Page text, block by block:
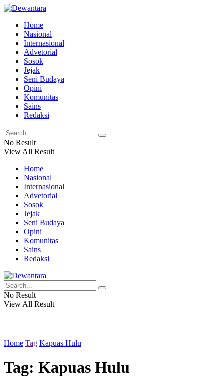
Home
Nasional
Internasional
Advetorial
Sosok
Jejak
Seni Budaya
Opini
Komunitas
Sains
Redaksi
No Result
View All Result
Home
Nasional
Internasional
Advetorial
Sosok
Jejak
Seni Budaya
Opini
Komunitas
Sains
Redaksi
No Result
View All Result
Home Tag Kapuas Hulu
Tag: Kapuas Hulu